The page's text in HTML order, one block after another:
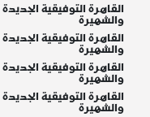
القاهرة التوفيقية
والشهيرة
القاهرة التوفيقية
والشهيرة
القاهرة التوفيقية
والشهيرة
القاهرة التوفيقية
والشهيرة